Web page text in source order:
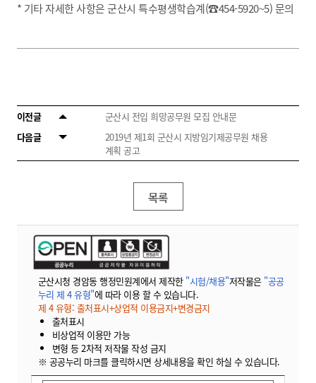
* 기타 자세한 사항은 군산시 특수평생학습계(☎454-5920~5) 문의
이전글
군산시 전입 희망공무원 모집 안내문
다음글
2019년 제1회 군산시 지방임기제공무원 채용
계획 공고
목록
군산시청 경암동 행정민원계에서 제작한 "시험/채용"저작물은 "공공
누리 제 4 유형"에 따라 이용 할 수 있습니다.
제 4 유형: 출처표시+상업적 이용금지+변경금지
출처표시
비상업적 이용만 가능
변형 등 2차적 저작물 작성 금지
※ 공공누리 마크를 클릭하시면 상세내용을 확인 하실 수 있습니다.